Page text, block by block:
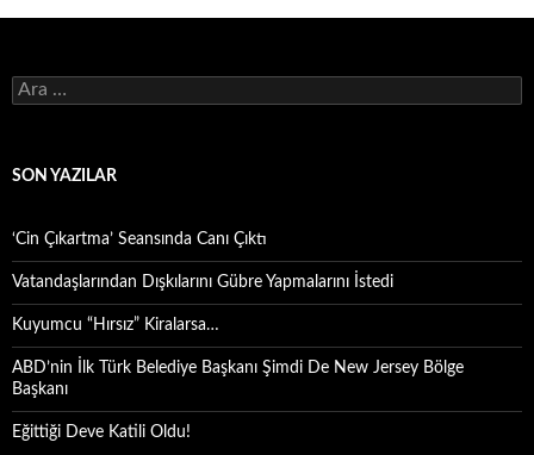
Arama:
SON YAZILAR
‘Cin Çıkartma’ Seansında Canı Çıktı
Vatandaşlarından Dışkılarını Gübre Yapmalarını İstedi
Kuyumcu “Hırsız” Kiralarsa…
ABD’nin İlk Türk Belediye Başkanı Şimdi De New Jersey Bölge
Başkanı
Eğittiği Deve Katili Oldu!